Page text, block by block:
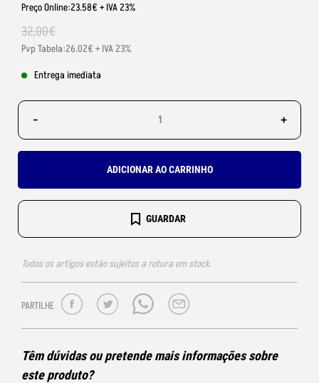
Preço Online:23.58€ + IVA 23%
32,00€
Pvp Tabela:26.02€ + IVA 23%
Entrega imediata
- +
ADICIONAR AO CARRINHO
GUARDAR
Todos os artigos estão sujeitos a rotura em stock.
PARTILHE
Têm dúvidas ou pretende mais informações sobre
este produto?